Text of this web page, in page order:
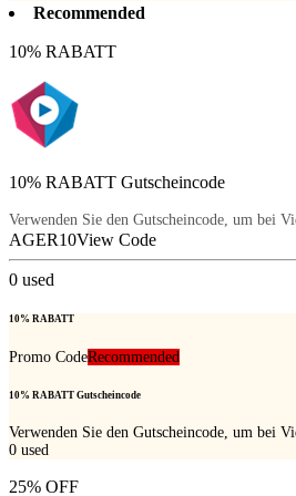
Recommended
10% RABATT
10% RABATT Gutscheincode
Verwenden Sie den Gutscheincode, um bei
AGER10View Code
0 used
10% RABATT
Promo CodeRecommended
10% RABATT Gutscheincode
Verwenden Sie den Gutscheincode, um bei
0 used
25% OFF